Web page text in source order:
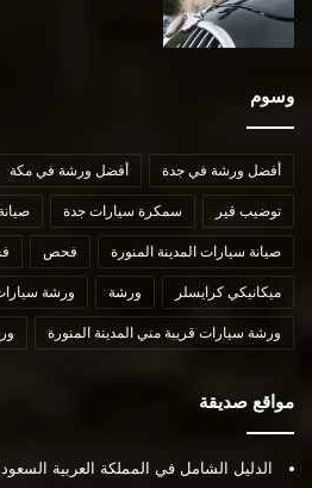
وسوم
أفضل ورشة في جدة أفضل ورشة في مكة
توضيب قير سمكرة سيارات جدة
صيانة سيارات المدينة المنورة فحص
ميكانيكي كرايسلر ورشة ورشة
ورشة سيارات قريبة مني المدينة المنورة
مواقع صديقة
الدليل الشامل في المملكة العربية